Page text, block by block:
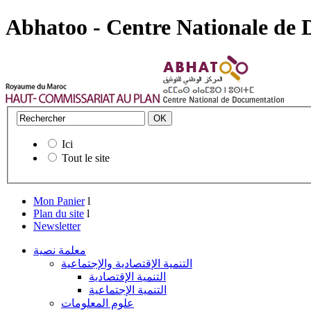
Abhatoo - Centre Nationale de
Ici
Tout le site
Mon Panier l
Plan du site l
Newsletter
معلمة نصية
التنمية الإقتصادية والإجتماعية
التنمية الإقتصادية
التنمية الإجتماعية
علوم المعلومات